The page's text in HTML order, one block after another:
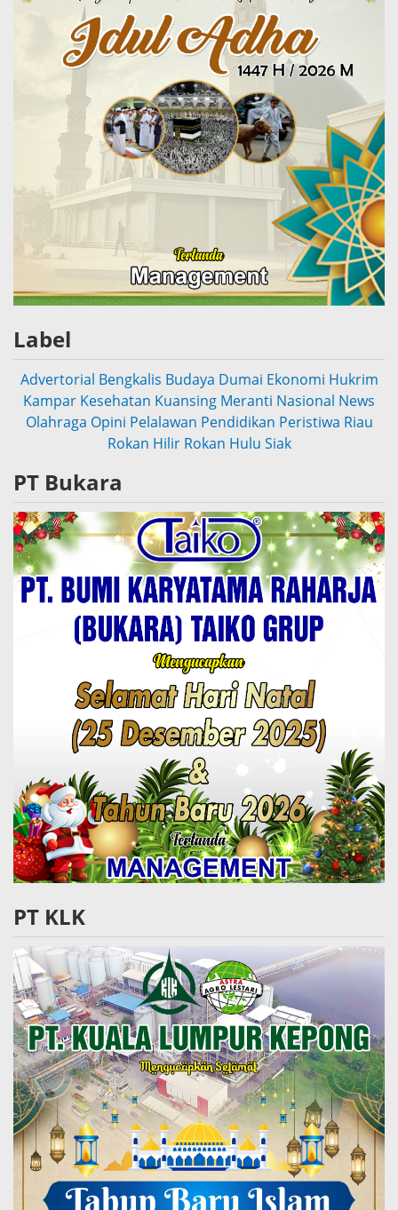
Label
Advertorial Bengkalis Budaya Dumai Ekonomi Hukrim
Kampar Kesehatan Kuansing Meranti Nasional News
Olahraga Opini Pelalawan Pendidikan Peristiwa Riau
Rokan Hilir Rokan Hulu Siak
PT Bukara
PT KLK